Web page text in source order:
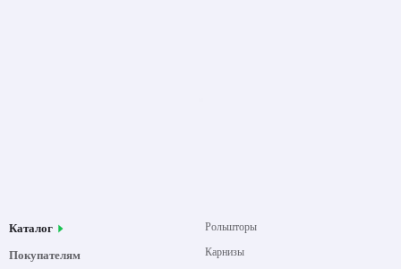
Каталог
Покупателям
Рольшторы
Карнизы